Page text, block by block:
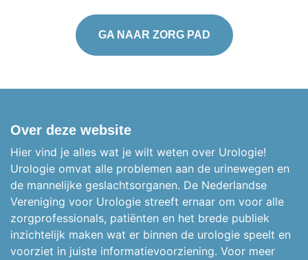
GA NAAR ZORG PAD
Over deze website
Hier vind je alles wat je wilt weten over Urologie!
Urologie omvat alle problemen aan de urinewegen en
de mannelijke geslachtsorganen. De Nederlandse
Vereniging voor Urologie streeft ernaar om voor alle
zorgprofessionals, patiënten en het brede publiek
inzichtelijk maken wat er binnen de urologie speelt en
voorziet in juiste informatievoorziening. Voor meer